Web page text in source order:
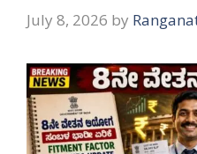
July 8, 2026 by